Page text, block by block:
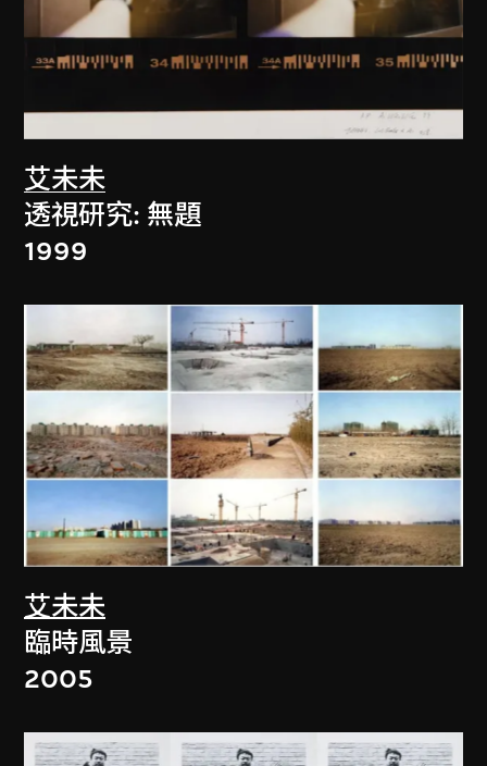
艾未未
透視研究: 無題
1999
艾未未
臨時風景
2005